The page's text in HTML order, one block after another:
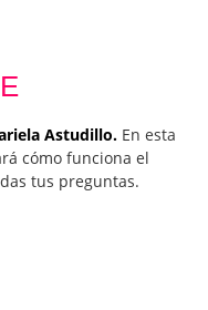
Astudillo. En esta
cómo funciona el
tus preguntas.